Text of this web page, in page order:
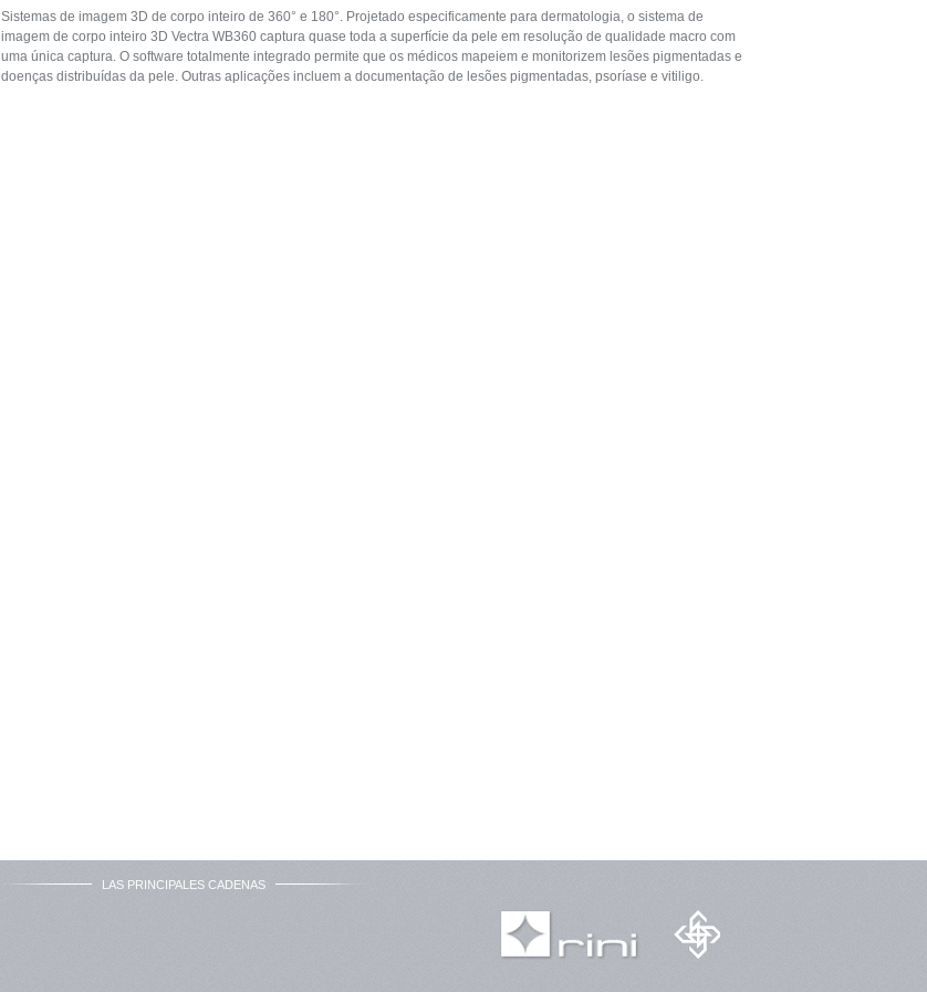
Sistemas de imagem 3D de corpo inteiro de 360° e 180°. Projetado especificamente para dermatologia, o sistema de
imagem de corpo inteiro 3D Vectra WB360 captura quase toda a superfície da pele em resolução de qualidade macro com
uma única captura. O software totalmente integrado permite que os médicos mapeiem e monitorizem lesões pigmentadas e
doenças distribuídas da pele. Outras aplicações incluem a documentação de lesões pigmentadas, psoríase e vitiligo.
LAS PRINCIPALES CADENAS